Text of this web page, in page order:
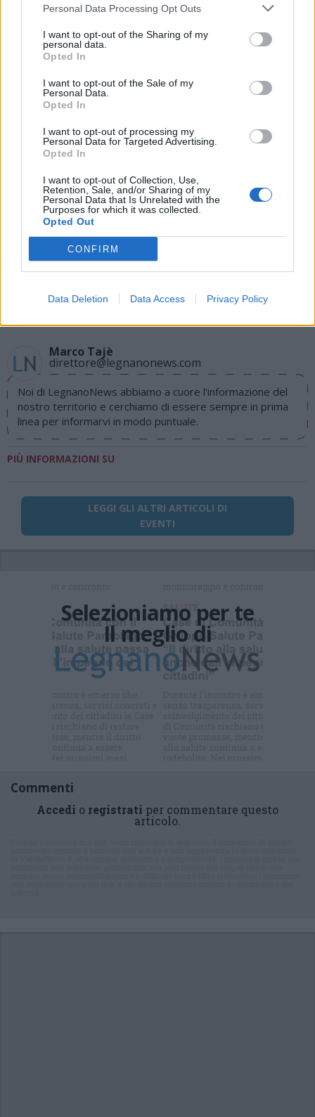
Personal Data Processing Opt Outs
I want to opt-out of the Sharing of my
personal data.
Opted In
I want to opt-out of the Sale of my
Personal Data.
Opted In
I want to opt-out of processing my
Personal Data for Targeted Advertising.
Opted In
I want to opt-out of Collection, Use,
Retention, Sale, and/or Sharing of my
Personal Data that Is Unrelated with the
Purposes for which it was collected.
Opted Out
CONFIRM
Data Deletion Data Access Privacy Policy
presenti in veste di comparse e da chiudere
le scene con applausi da stadio. Dopo
l'incitamento dettato dal copione "Bettino,
Bettino", allo stop del regista, è esploso uno
spontaneo "Favino, Favino".
Celeste Colombo
Via Confalonieri, 5
Tutti gli eventi
diagosto
Marco Tajè
direttore@legnanonews.com
Noi di LegnanoNews abbiamo a cuore l'informazione del
nostro territorio e cerchiamo di essere sempre in prima
linea per informarvi in modo puntuale.
PIÙ INFORMAZIONI SU
LEGGI GLI ALTRI ARTICOLI DI
EVENTI
Selezioniamo per te
Il meglio di
Commenti
Accedi o registrati per commentare questo
articolo.